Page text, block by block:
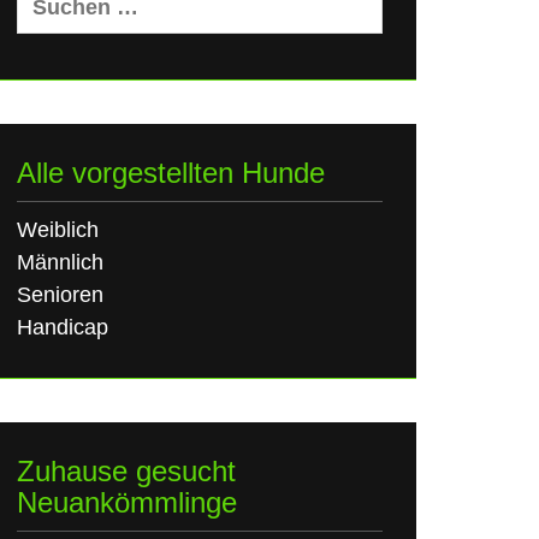
nach:
Alle vorgestellten Hunde
Weiblich
Männlich
Senioren
Handicap
Zuhause gesucht
Neuankömmlinge